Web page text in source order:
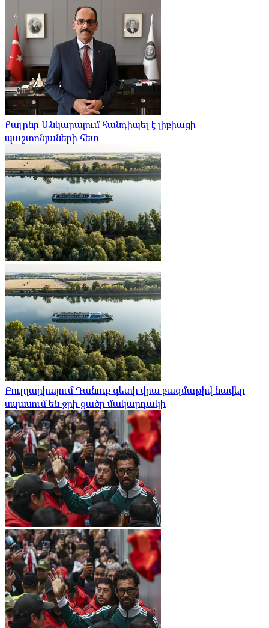
Քալընը Անկարայում հանդիպել է լիբիացի
պաշտոնյաների հետ
Բուլղարիայում Դանուբ գետի վրա բազմաթիվ նավեր
սպասում են ջրի ցածր մակարդակի